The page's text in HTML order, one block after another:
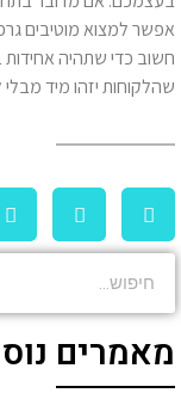
אפשר למצוא מוטיבים
חשוב כדי שתהיה
שהלקוחות יזהו מיד
מאמרים